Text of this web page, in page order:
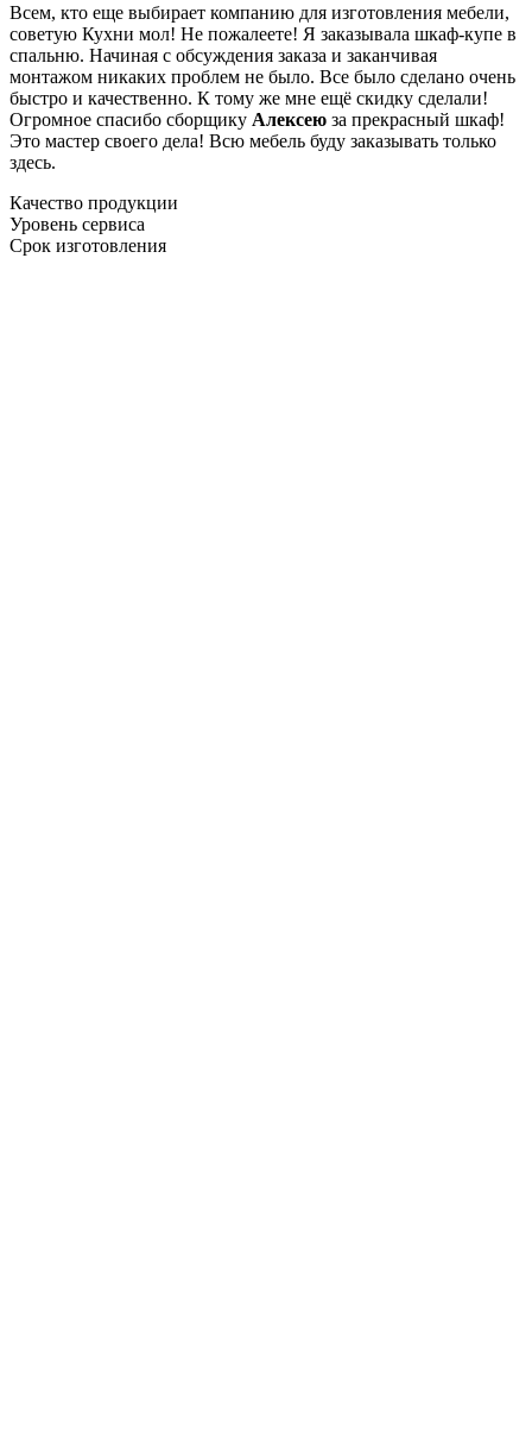
Всем, кто еще выбирает компанию для изготовления мебели,
советую Кухни мол! Не пожалеете! Я заказывала шкаф-купе в
спальню. Начиная с обсуждения заказа и заканчивая
монтажом никаких проблем не было. Все было сделано очень
быстро и качественно. К тому же мне ещё скидку сделали!
Огромное спасибо сборщику Алексею за прекрасный шкаф!
Это мастер своего дела! Всю мебель буду заказывать только
здесь.
Качество продукции
Уровень сервиса
Срок изготовления